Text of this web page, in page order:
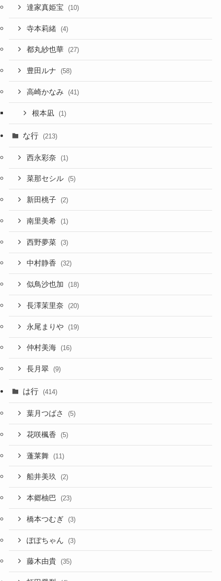
達家真姫宝 (10)
寺本莉緒 (4)
都丸紗也華 (27)
豊田ルナ (58)
高崎かなみ (41)
根本凪 (1)
な行 (213)
西永彩奈 (1)
菜那セシル (5)
新田桃子 (2)
南里美希 (1)
西野夢菜 (3)
中村静香 (32)
似鳥沙也加 (18)
長澤茉里奈 (20)
永尾まりや (19)
仲村美海 (16)
長月翠 (9)
は行 (414)
葉月つばさ (5)
花咲楓香 (5)
蓬莱舞 (11)
船井美玖 (2)
本郷柚巴 (23)
橋本つむぎ (3)
ぽぽちゃん (3)
藤木由貴 (35)